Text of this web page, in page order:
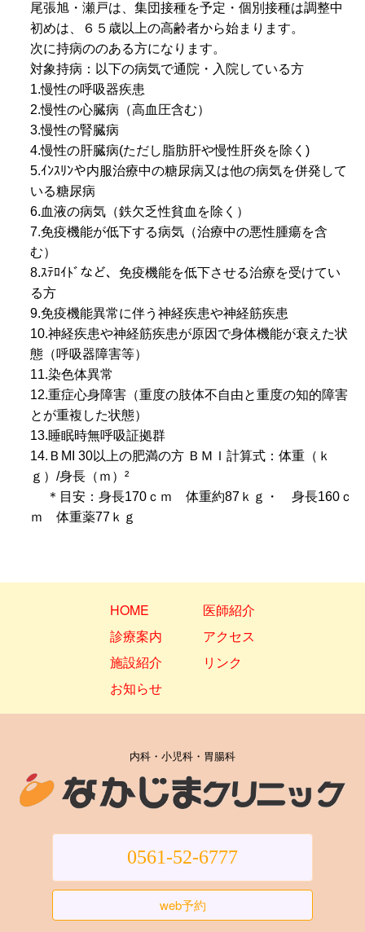
尾張旭・瀬戸は、集団接種を予定・個別接種は調整中
初めは、６５歳以上の高齢者から始まります。
次に持病ののある方になります。
対象持病：以下の病気で通院・入院している方
1.慢性の呼吸器疾患
2.慢性の心臓病（高血圧含む）
3.慢性の腎臓病
4.慢性の肝臓病(ただし脂肪肝や慢性肝炎を除く)
5.ｲﾝｽﾘﾝや内服治療中の糖尿病又は他の病気を併発して
いる糖尿病
6.血液の病気（鉄欠乏性貧血を除く）
7.免疫機能が低下する病気（治療中の悪性腫瘍を含
む）
8.ｽﾃﾛｲﾄﾞなど、免疫機能を低下させる治療を受けてい
る方
9.免疫機能異常に伴う神経疾患や神経筋疾患
10.神経疾患や神経筋疾患が原因で身体機能が衰えた状
態（呼吸器障害等）
11.染色体異常
12.重症心身障害（重度の肢体不自由と重度の知的障害
とが重複した状態）
13.睡眠時無呼吸証拠群
14.ＢMI 30以上の肥満の方 ＢＭＩ計算式：体重（ｋ
ｇ）/身長（ｍ）²
＊目安：身長170ｃｍ 体重約87ｋｇ・ 身長160ｃ
ｍ 体重薬77ｋｇ
HOME
診療案内
施設紹介
お知らせ
医師紹介
アクセス
リンク
内科・小児科・胃腸科
0561-52-6777
web予約